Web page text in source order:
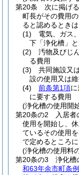
第20条
次に掲げ
町長がその費用
ると認めるとき
(1)
電気、ガス
下「浄化槽」
(2)
汚物及びじ
る費用
(3)
共同施設又
設の使用又は
(4)
前条第1項
に要する費用
(浄化槽の使用開
第20条の2
入居
使用を開始し、
ているその使用
で定めるところ
(浄化槽の使用料
第20条の3
浄化槽
和63年余市町条